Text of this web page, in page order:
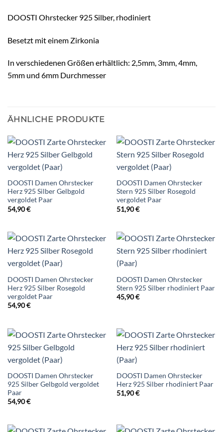
DOOSTI Ohrstecker 925 Silber, rhodiniert
Besetzt mit einem Zirkonia
In verschiedenen Größen erhältlich: 2,5mm, 3mm, 4mm,
5mm und 6mm Durchmesser
ÄHNLICHE PRODUKTE
DOOSTI Damen Ohrstecker
Herz 925 Silber Gelbgold
vergoldet Paar
54,90€
DOOSTI Damen Ohrstecker
Stern 925 Silber Rosegold
vergoldet Paar
51,90€
DOOSTI Damen Ohrstecker
Herz 925 Silber Rosegold
vergoldet Paar
54,90€
DOOSTI Damen Ohrstecker
Stern 925 Silber rhodiniert Paar
45,90€
DOOSTI Damen Ohrstecker
925 Silber Gelbgold vergoldet
Paar
54,90€
DOOSTI Damen Ohrstecker
Herz 925 Silber rhodiniert Paar
51,90€